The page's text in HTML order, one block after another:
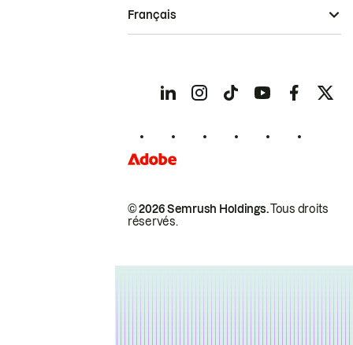
© 2026 Semrush Holdings.Tous droits
réservés.
Français